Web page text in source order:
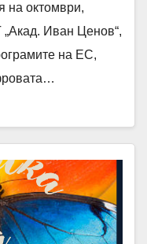
на октомври,
Иван Ценов“,
на ЕС,